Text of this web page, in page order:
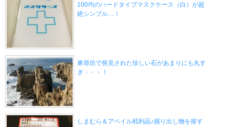
100均のハードタイプマスクケース（白）が超
絶シンプル…！
東尋坊で発見された珍しい石があまりにも丸す
ぎ・・・！
しまむら＆アベイル戦利品♪掘り出し物を探す